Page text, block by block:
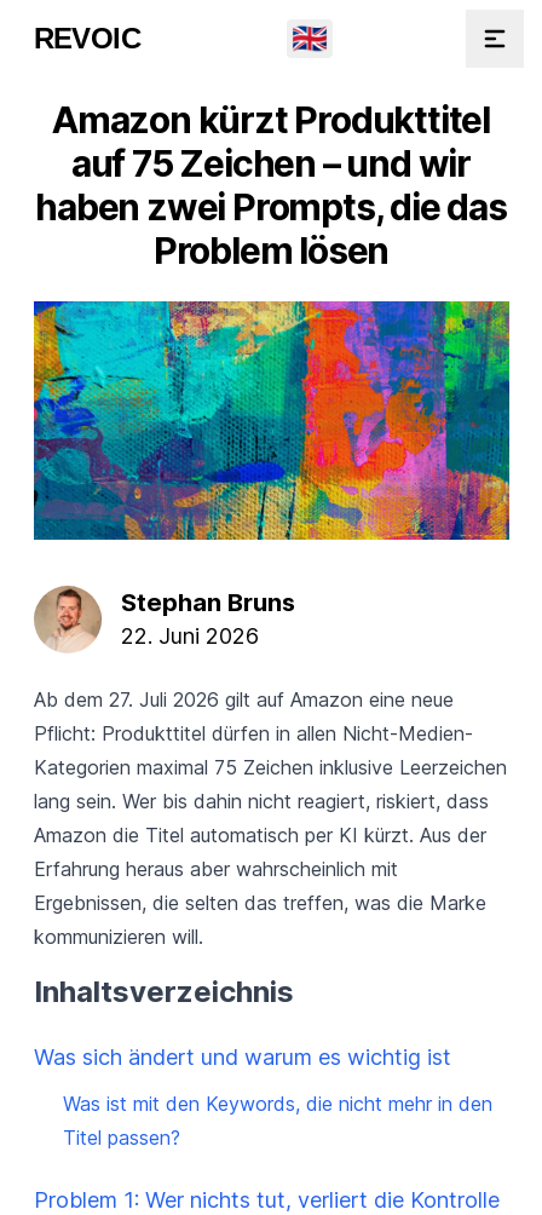
REVOIC 🇬🇧
Amazon kürzt Produkttitel
auf 75 Zeichen – und wir
haben zwei Prompts, die das
Problem lösen
Stephan Bruns
22. Juni 2026
Ab dem 27. Juli 2026 gilt auf Amazon eine neue
Pflicht: Produkttitel dürfen in allen Nicht-Medien-
Kategorien maximal 75 Zeichen inklusive Leerzeichen
lang sein. Wer bis dahin nicht reagiert, riskiert, dass
Amazon die Titel automatisch per KI kürzt. Aus der
Erfahrung heraus aber wahrscheinlich mit
Ergebnissen, die selten das treffen, was die Marke
kommunizieren will.
Inhaltsverzeichnis
Was sich ändert und warum es wichtig ist
Was ist mit den Keywords, die nicht mehr in den
Titel passen?
Problem 1: Wer nichts tut, verliert die Kontrolle